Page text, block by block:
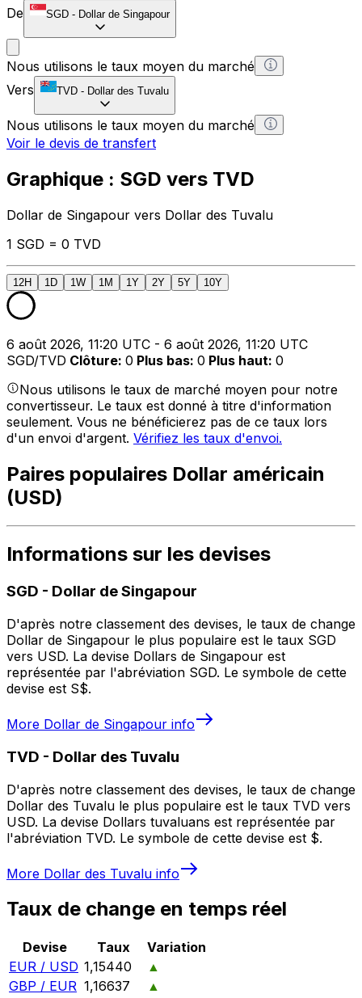
De
SGD - Dollar de Singapour
Nous utilisons le taux moyen du marché
Vers
TVD - Dollar des Tuvalu
Nous utilisons le taux moyen du marché
Voir le devis de transfert
Graphique : SGD vers TVD
Dollar de Singapour vers Dollar des Tuvalu
1 SGD = 0 TVD
12H 1D 1W 1M 1Y 2Y 5Y 10Y
6 août 2026, 11:20 UTC - 6 août 2026, 11:20 UTC
SGD/TVD Clôture: 0 Plus bas: 0 Plus haut: 0
Nous utilisons le taux de marché moyen pour notre
convertisseur. Le taux est donné à titre d'information
seulement. Vous ne bénéficierez pas de ce taux lors
d'un envoi d'argent. Vérifiez les taux d'envoi.
Paires populaires Dollar américain
(USD)
Informations sur les devises
SGD - Dollar de Singapour
D'après notre classement des devises, le taux de change
Dollar de Singapour le plus populaire est le taux SGD
vers USD. La devise Dollars de Singapour est
représentée par l'abréviation SGD. Le symbole de cette
devise est S$.
More Dollar de Singapour info
TVD - Dollar des Tuvalu
D'après notre classement des devises, le taux de change
Dollar des Tuvalu le plus populaire est le taux TVD vers
USD. La devise Dollars tuvaluans est représentée par
l'abréviation TVD. Le symbole de cette devise est $.
More Dollar des Tuvalu info
Taux de change en temps réel
Devise Taux
Variation
EUR / USD 1,15440
▲
GBP / EUR 1,16637
▲